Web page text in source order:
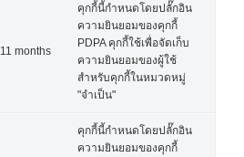
11 months
คุกกี้นี้กำหนดโดยปลั๊กอิน
ความยินยอมของคุกกี้
PDPA คุกกี้ใช้เพื่อจัดเก็บ
ความยินยอมของผู้ใช้
สำหรับคุกกี้ในหมวดหมู่
"จำเป็น"
คุกกี้นี้กำหนดโดยปลั๊กอิน
ความยินยอมของคุกกี้